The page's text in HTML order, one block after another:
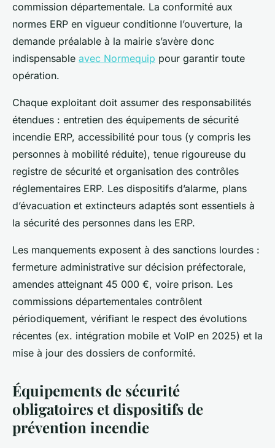
commission départementale. La conformité aux
normes ERP en vigueur conditionne l’ouverture, la
demande préalable à la mairie s’avère donc
indispensable avec Normequip pour garantir toute
opération.
Chaque exploitant doit assumer des responsabilités
étendues : entretien des équipements de sécurité
incendie ERP, accessibilité pour tous (y compris les
personnes à mobilité réduite), tenue rigoureuse du
registre de sécurité et organisation des contrôles
réglementaires ERP. Les dispositifs d’alarme, plans
d’évacuation et extincteurs adaptés sont essentiels à
la sécurité des personnes dans les ERP.
Les manquements exposent à des sanctions lourdes :
fermeture administrative sur décision préfectorale,
amendes atteignant 45 000 €, voire prison. Les
commissions départementales contrôlent
périodiquement, vérifiant le respect des évolutions
récentes (ex. intégration mobile et VoIP en 2025) et la
mise à jour des dossiers de conformité.
Équipements de sécurité
obligatoires et dispositifs de
prévention incendie